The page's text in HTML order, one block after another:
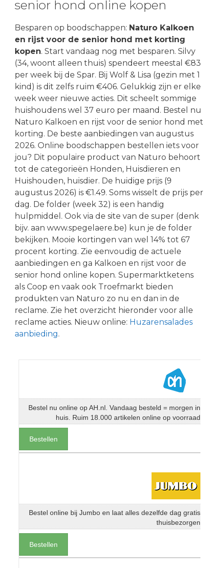
senior hond online kopen
Besparen op boodschappen: Naturo Kalkoen
en rijst voor de senior hond met korting
kopen. Start vandaag nog met besparen. Silvy
(34, woont alleen thuis) spendeert meestal €83
per week bij de Spar. Bij Wolf & Lisa (gezin met 1
kind) is dit zelfs ruim €406. Gelukkig zijn er elke
week weer nieuwe acties. Dit scheelt sommige
huishoudens wel 37 euro per maand. Bestel nu
Naturo Kalkoen en rijst voor de senior hond met
korting. De beste aanbiedingen van augustus
2026. Online boodschappen bestellen iets voor
jou? Dit populaire product van Naturo behoort
tot de categorieën Honden, Huisdieren en
Huishouden, huisdier. De huidige prijs (9
augustus 2026) is €1.49. Soms wisselt de prijs per
dag. De folder (week 32) is een handig
hulpmiddel. Ook via de site van de super (denk
bijv. aan www.spegelaere.be) kun je de folder
bekijken. Mooie kortingen van wel 14% tot 67
procent korting. Zie eenvoudig de actuele
aanbiedingen en ga Kalkoen en rijst voor de
senior hond online kopen. Supermarktketens
als Coop en vaak ook Troefmarkt bieden
produkten van Naturo zo nu en dan in de
reclame. Zie het overzicht hieronder voor alle
reclame acties. Nieuw online: Huzarensalades
aanbieding.
Bestel nu online op AH.nl. Vandaag besteld = morgen in
huis. Ruim 18.000 artikelen online op voorraad
Bestellen
Bestel online bij Jumbo en laat alles dezelfde dag gratis
thuisbezorgen
Bestellen